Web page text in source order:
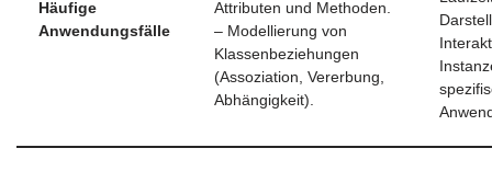
Häufige
Anwendungsfälle
Attributen und Methoden.
– Modellierung von
Klassenbeziehungen
(Assoziation, Vererbung,
Abhängigkeit).